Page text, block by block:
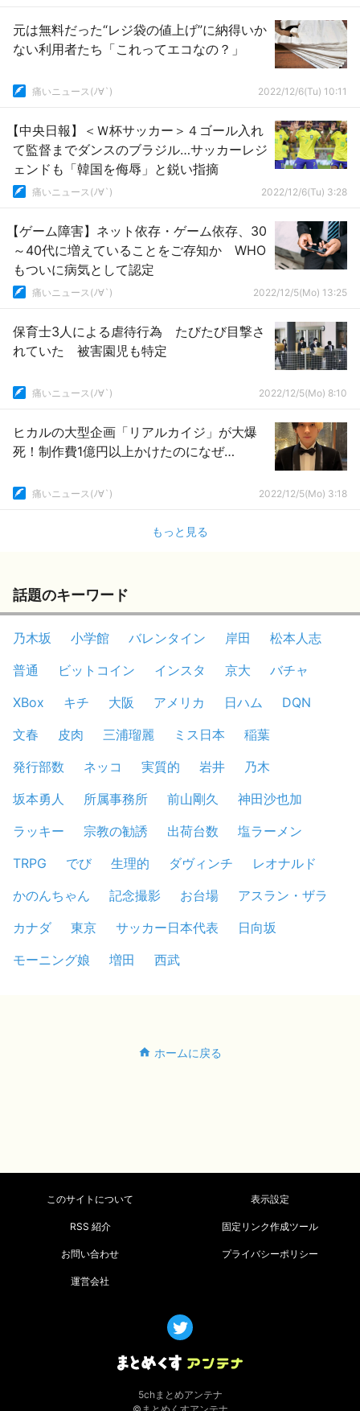
元は無料だった“レジ袋の値上げ”に納得いか
ない利用者たち「これってエコなの？」
痛いニュース(ﾉ∀`) 2022/12/6(Tu) 10:11
【中央日報】＜Ｗ杯サッカー＞４ゴール入れ
て監督までダンスのブラジル…サッカーレジ
ェンドも「韓国を侮辱」と鋭い指摘
痛いニュース(ﾉ∀`) 2022/12/6(Tu) 3:28
【ゲーム障害】ネット依存・ゲーム依存、30
～40代に増えていることをご存知か WHO
もついに病気として認定
痛いニュース(ﾉ∀`) 2022/12/5(Mo) 13:25
保育士3人による虐待行為 たびたび目撃さ
れていた 被害園児も特定
痛いニュース(ﾉ∀`) 2022/12/5(Mo) 8:10
ヒカルの大型企画「リアルカイジ」が大爆
死！制作費1億円以上かけたのになぜ…
痛いニュース(ﾉ∀`) 2022/12/5(Mo) 3:18
もっと見る
話題のキーワード
乃木坂 小学館 バレンタイン 岸田
松本人志
普通
ビットコイン インスタ 京大
バチャ
XBox
キチ 大阪 アメリカ 日ハム
DQN
文春
皮肉 三浦瑠麗 ミス日本
稲葉
発行部数
ネッコ 実質的 岩井
乃木
坂本勇人
所属事務所 前山剛久
神田沙也加
ラッキー
宗教の勧誘 出荷台数
塩ラーメン
TRPG
でび 生理的 ダヴィンチ
レオナルド
かのんちゃん
記念撮影 お台場
アスラン・ザラ
カナダ
東京 サッカー日本代表
日向坂
モーニング娘
増田 西武
ホームに戻る
このサイトについて 表示設定
RSS 紹介 固定リンク作成ツール
お問い合わせ プライバシーポリシー
運営会社
5chまとめアンテナ